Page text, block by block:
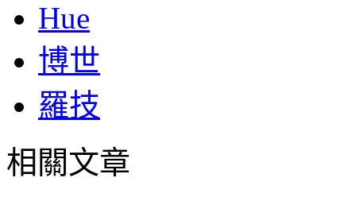
Hue
博世
羅技
相關文章